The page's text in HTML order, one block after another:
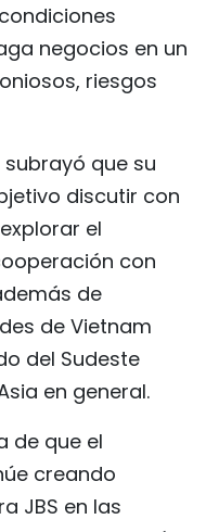
negocios en un
riesgos
que su
discutir con
el
con
de
de Vietnam
del Sudeste
en general.
de que el
creando
JBS en las